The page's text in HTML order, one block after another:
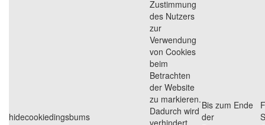
hidecookiedingsbums
Zustimmung
des Nutzers
zur
Verwendung
von Cookies
beim
Betrachten
der Website
zu markieren.
Dadurch wird
verhindert,
Bis zum Ende
der